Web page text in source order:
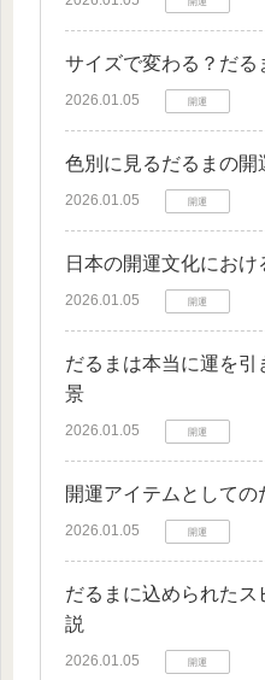
サイズで変わる？だる
2026.01.05 開運
色別に見るだるまの開
2026.01.05 開運
日本の開運文化におけ
2026.01.05 開運
だるまは本当に運を
景
2026.01.05 開運
開運アイテムとしての
2026.01.05 開運
だるまに込められた
説
2026.01.05 開運